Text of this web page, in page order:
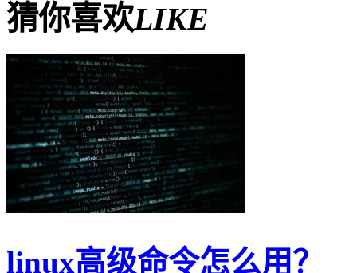
猜你喜欢LIKE
linux高级命令怎么用？